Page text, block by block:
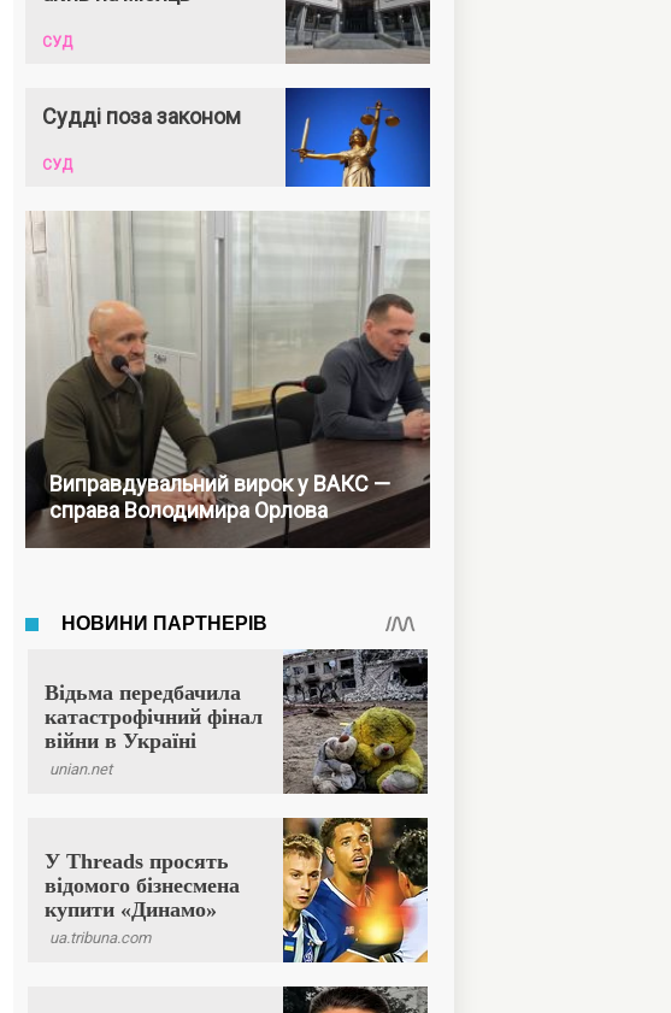
СУД
Судді поза законом
СУД
Виправдувальний вирок у ВАКС —
справа Володимира Орлова